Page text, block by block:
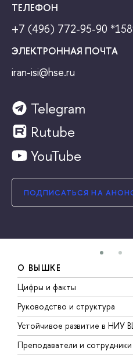
ТЕЛЕФОН
+7 (496) 772-95-90
ЭЛЕКТРОННАЯ ПОЧТА
iran-isi@hse.ru
Telegram
Rutube
YouTube
ПОДПИСАТЬСЯ НА
О ВЫШКЕ
Цифры и факты
Руководство и структура
Устойчивое развитие в НИУ
Преподаватели и сотрудники